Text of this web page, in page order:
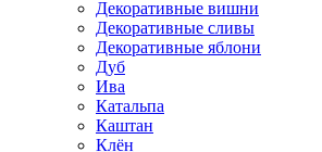
Декоративные вишни
Декоративные сливы
Декоративные яблони
Дуб
Ива
Катальпа
Каштан
Клён